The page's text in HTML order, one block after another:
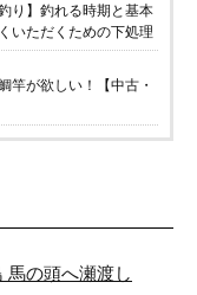
り】釣れる時期と基本
いただくための下処理
竿が欲しい！【中古・
馬の頭へ瀬渡し